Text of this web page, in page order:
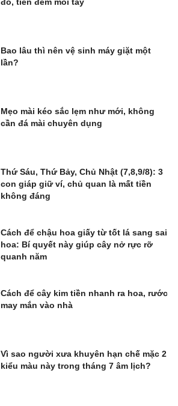
Bao lâu thì nên vệ sinh máy giặt một
lần?
Mẹo mài kéo sắc lẹm như mới, không
cần đá mài chuyên dụng
Thứ Sáu, Thứ Bảy, Chủ Nhật (7,8,9/8): 3
con giáp giữ ví, chủ quan là mất tiền
không đáng
Cách để chậu hoa giấy từ tốt lá sang sai
hoa: Bí quyết này giúp cây nở rực rỡ
quanh năm
Cách để cây kim tiền nhanh ra hoa, rước
may mắn vào nhà
Vì sao người xưa khuyên hạn chế mặc 2
kiểu màu này trong tháng 7 âm lịch?